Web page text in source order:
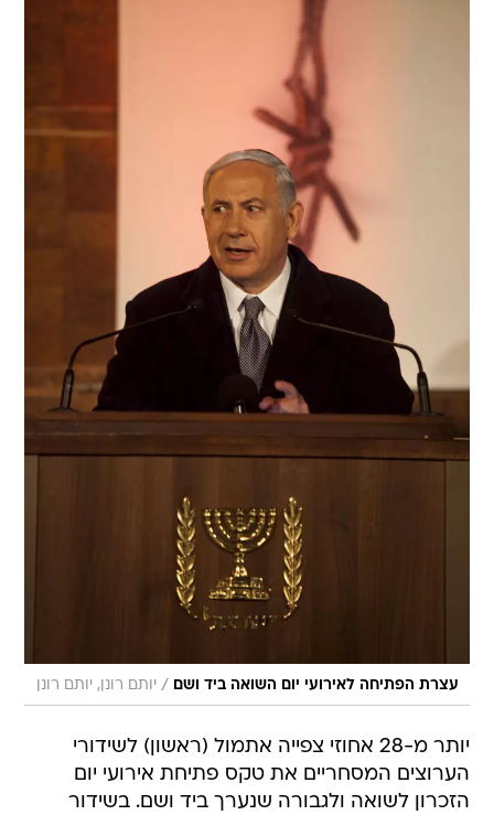
עצרת הפתיחה לאירועי יום השואה ביד ושם / יותם רונן, יותם רונן
יותר מ-28 אחוזי צפייה אתמול (ראשון) לשידורי
הערוצים המסחריים את טקס פתיחת אירועי יום
הזכרון לשואה ולגבורה שנערך ביד ושם. בשידור